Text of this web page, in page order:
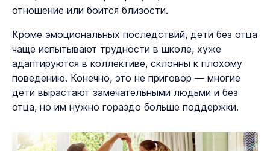
отношение или боится близости.
Кроме эмоциональных последствий, дети без отца
чаще испытывают трудности в школе, хуже
адаптируются в коллективе, склонны к плохому
поведению. Конечно, это не приговор — многие
дети вырастают замечательными людьми и без
отца, но им нужно гораздо больше поддержки.